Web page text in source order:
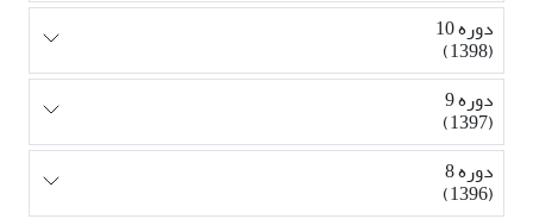
دوره 10
(1398)
دوره 9
(1397)
دوره 8
(1396)